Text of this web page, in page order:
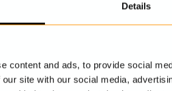
Details
content and ads, to provide social
site with our social media,